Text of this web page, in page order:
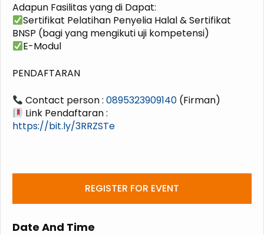
Adapun Fasilitas yang di Dapat:
Sertifikat Pelatihan Penyelia Halal & Sertifikat
BNSP (bagi yang mengikuti uji kompetensi)
E-Modul
PENDAFTARAN
Contact person :0895323909140 (Firman)
Link Pendaftaran :
https://bit.ly/3RRZSTe
REGISTER FOR EVENT
Date And Time